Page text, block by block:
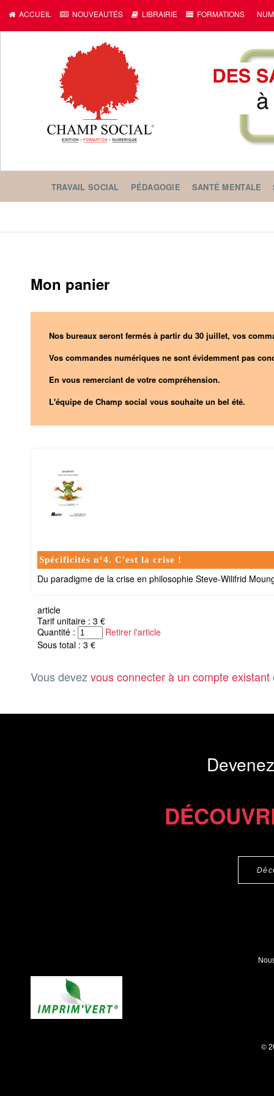
ACCUEIL NOUVEAUTÉS LIBRAIRIE FORMATIONS
TRAVAIL SOCIAL PÉDAGOGIE SANTÉ MENTALE
Mon panier
Nos bureaux seront fermés à partir du 30 juillet, vos
Vos commandes numériques ne sont évidemment pas
En vous remerciant de votre compréhension.
L'équipe de Champ social vous souhaite un bel été.
Spécificités n°4. C'est la crise !
Du paradigme de la crise en philosophie Steve-Wilifrid
article
Tarif unitaire : 3 €
Quantité :
Retirer l'article
Sous total : 3 €
Vous devez vous connecter à un compte existant
©